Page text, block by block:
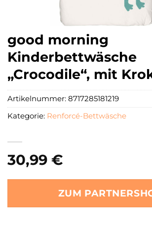
good morning
Kinderbettwäsche
„Crocodile“, mit
30,99 €
ZUM
Artikelnummer: 8717285181219
Kategorie: Renforcé-Bettwäsche